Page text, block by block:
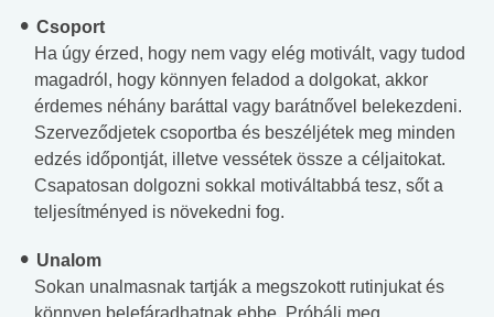
Csoport
Ha úgy érzed, hogy nem vagy elég motivált, vagy tudod
magadról, hogy könnyen feladod a dolgokat, akkor
érdemes néhány baráttal vagy barátnővel belekezdeni.
Szerveződjetek csoportba és beszéljétek meg minden
edzés időpontját, illetve vessétek össze a céljaitokat.
Csapatosan dolgozni sokkal motiváltabbá tesz, sőt a
teljesítményed is növekedni fog.
Unalom
Sokan unalmasnak tartják a megszokott rutinjukat és